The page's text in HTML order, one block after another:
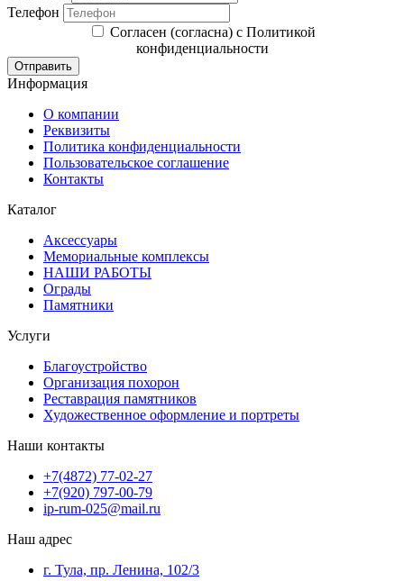
Телефон
Согласен (согласна) с Политикой
конфиденциальности
Отправить
Информация
О компании
Реквизиты
Политика конфиденциальности
Пользовательское соглашение
Контакты
Каталог
Аксессуары
Мемориальные комплексы
НАШИ РАБОТЫ
Ограды
Памятники
Услуги
Благоустройство
Организация похорон
Реставрация памятников
Художественное оформление и портреты
Наши контакты
+7(4872) 77-02-27
+7(920) 797-00-79
ip-rum-025@mail.ru
Наш адрес
г. Тула, пр. Ленина, 102/3